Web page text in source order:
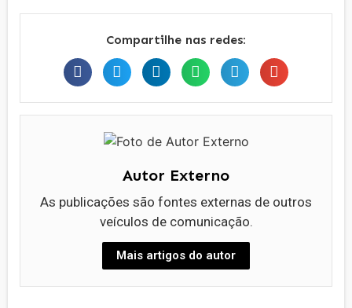
Compartilhe nas redes:
Autor Externo
As publicações são fontes externas de outros
veículos de comunicação.
Mais artigos do autor